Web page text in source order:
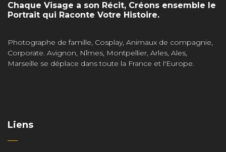
Chaque Visage a son Récit, Créons ensemble le
Portrait qui Raconte Votre Histoire.
Photographe de famille, Cosplay, Animaux de compagnie,
Corporate. Avignon, Nîmes, Montpellier, Arles, Ales,
Marseille se déplace dans toute la France et l'Europe.
Liens